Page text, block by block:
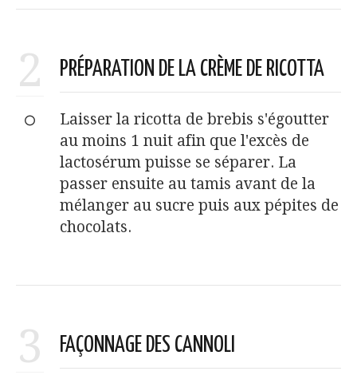
2 PRÉPARATION DE LA CRÈME DE RICOTTA
Laisser la ricotta de brebis s'égoutter
au moins 1 nuit afin que l'excès de
lactosérum puisse se séparer. La
passer ensuite au tamis avant de la
mélanger au sucre puis aux pépites de
chocolats.
3 FAÇONNAGE DES CANNOLI